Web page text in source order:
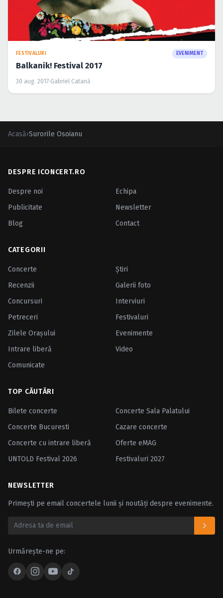
FESTIVALURI EVENIMENT
Balkanik! Festival 2017
30 aug. 2017·Gabriel Catană
Acasă›Surorile Osoianu
DESPRE ICONCERT.RO
Despre noi
Echipa
Publicitate
Newsletter
Blog
Contact
CATEGORII
Concerte
Ştiri
Recenzii
Galerii foto
Concursuri
Interviuri
Petreceri
Festivaluri
Zilele Oraşului
Evenimente
Intrare liberă
Video
Comunicate
TOP CĂUTĂRI
Bilete concerte
Concerte Sala Palatului
Concerte Bucuresti
Cazare concerte
Concerte cu intrare liberă
Oferte eMAG
UNTOLD Festival 2026
Festivaluri 2027
NEWSLETTER
Primești pe email concertele lunii și noutăți despre evenimente.
Urmărește-ne pe: